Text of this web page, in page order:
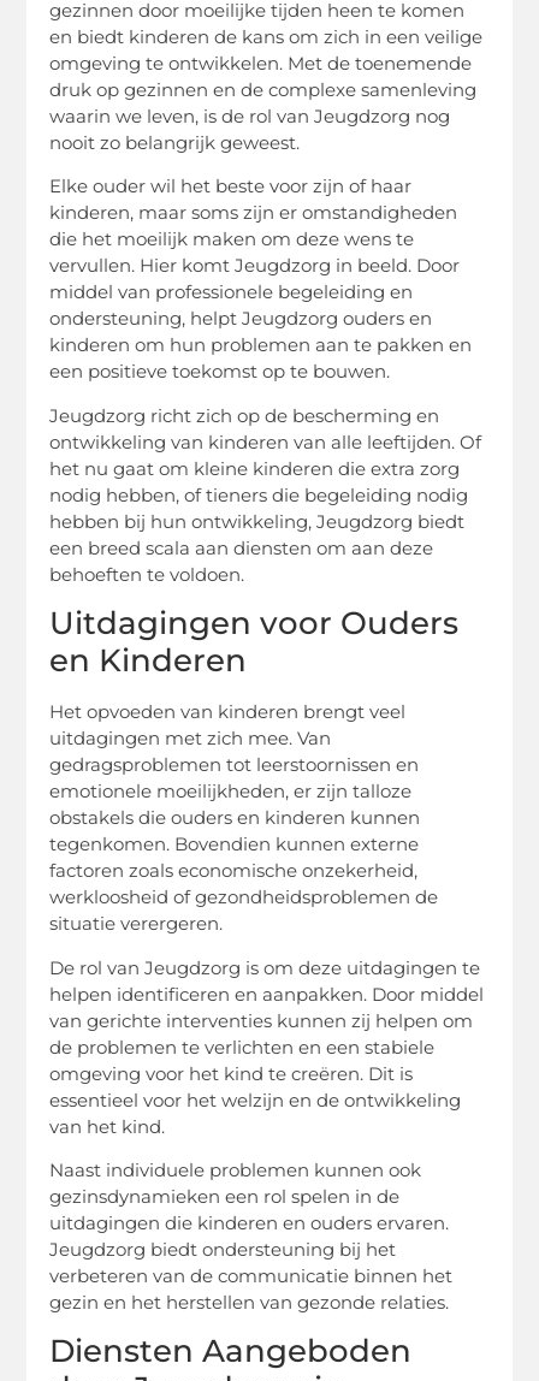
gezinnen door moeilijke tijden heen te komen
en biedt kinderen de kans om zich in een veilige
omgeving te ontwikkelen. Met de toenemende
druk op gezinnen en de complexe samenleving
waarin we leven, is de rol van Jeugdzorg nog
nooit zo belangrijk geweest.
Elke ouder wil het beste voor zijn of haar
kinderen, maar soms zijn er omstandigheden
die het moeilijk maken om deze wens te
vervullen. Hier komt Jeugdzorg in beeld. Door
middel van professionele begeleiding en
ondersteuning, helpt Jeugdzorg ouders en
kinderen om hun problemen aan te pakken en
een positieve toekomst op te bouwen.
Jeugdzorg richt zich op de bescherming en
ontwikkeling van kinderen van alle leeftijden. Of
het nu gaat om kleine kinderen die extra zorg
nodig hebben, of tieners die begeleiding nodig
hebben bij hun ontwikkeling, Jeugdzorg biedt
een breed scala aan diensten om aan deze
behoeften te voldoen.
Uitdagingen voor Ouders
en Kinderen
Het opvoeden van kinderen brengt veel
uitdagingen met zich mee. Van
gedragsproblemen tot leerstoornissen en
emotionele moeilijkheden, er zijn talloze
obstakels die ouders en kinderen kunnen
tegenkomen. Bovendien kunnen externe
factoren zoals economische onzekerheid,
werkloosheid of gezondheidsproblemen de
situatie verergeren.
De rol van Jeugdzorg is om deze uitdagingen te
helpen identificeren en aanpakken. Door middel
van gerichte interventies kunnen zij helpen om
de problemen te verlichten en een stabiele
omgeving voor het kind te creëren. Dit is
essentieel voor het welzijn en de ontwikkeling
van het kind.
Naast individuele problemen kunnen ook
gezinsdynamieken een rol spelen in de
uitdagingen die kinderen en ouders ervaren.
Jeugdzorg biedt ondersteuning bij het
verbeteren van de communicatie binnen het
gezin en het herstellen van gezonde relaties.
Diensten Aangeboden